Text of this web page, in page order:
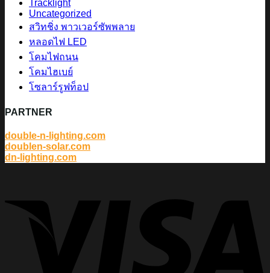
Tracklight
Uncategorized
สวิทชิ่ง พาวเวอร์ซัพพลาย
หลอดไฟ LED
โคมไฟถนน
โคมไฮเบย์
โซลาร์รูฟท็อป
PARTNER
double-n-lighting.com
doublen-solar.com
dn-lighting.com